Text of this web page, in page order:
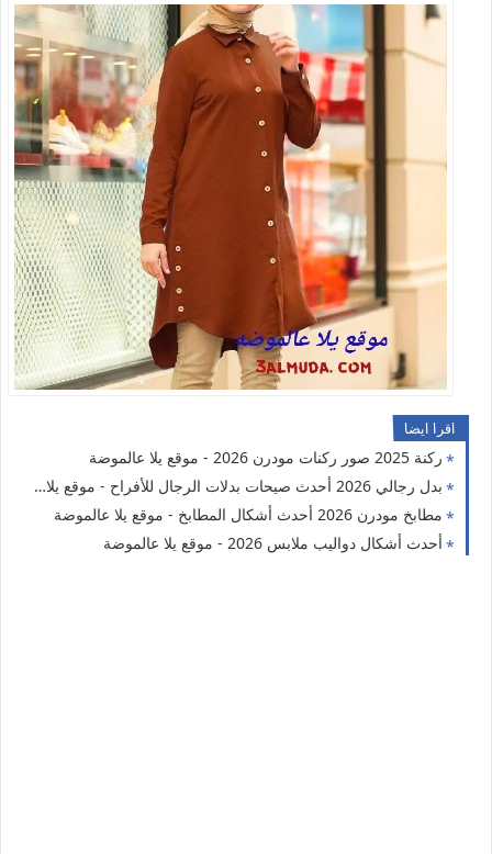
اقرا ايضا
ركنة 2025 صور ركنات مودرن 2026 - موقع يلا عالموضة
بدل رجالي 2026 أحدث صيحات بدلات الرجال للأفراح - موقع يلا عالموضة
مطابخ مودرن 2026 أحدث أشكال المطابخ - موقع يلا عالموضة
أحدث أشكال دواليب ملابس 2026 - موقع يلا عالموضة